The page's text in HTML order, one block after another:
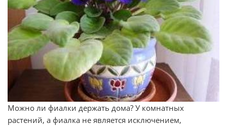
Можно ли фиалки держать дома? У комнатных
растений, а фиалка не является исключением,